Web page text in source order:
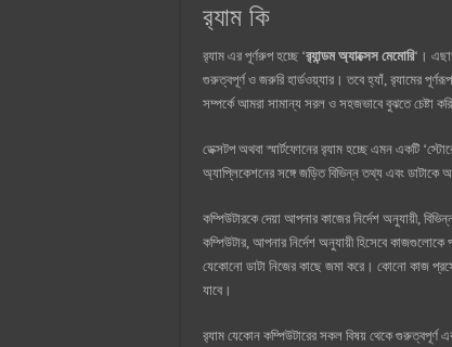
র‍্যাম কি
র‍্যাম এর পূর্ণরুপ হচ্ছে ‘র‌্যান্ডম অ্যাক্সেস মেমোরি‘।
গুরুত্বপূর্ণ ও জরুরি হার্ডওয়্যার। তবে হ্যাঁ, র‍্যামের
সম্পর্কে আমরা সামান্য সরল ও সহজভাবে বুঝতে চেষ্টা
ডেক্সটপ অথবা স্মার্টফোনের র‍্যাম হচ্ছে এমন একটি
অ্যাপ্লিকেশনের সঙ্গে জড়িত বিভিন্ন তথ্য এবং ডাটাকে
কম্পিউটারকে দেয়া আপনার কাজের নির্দেশ অনুযায়ী,
কম্পিউটার, আপনার নির্দেশ অনুযায়ী হিসেবে
যেকোনো ডাটা নিজের কাছে জমা করে। কোনো কাজ
যাবে।
র‍্যাম যেকোন কম্পিউটারের সকল বিষয় থেকে গুরুত্বপূর্ণ